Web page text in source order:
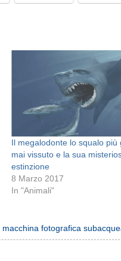
Il megalodonte lo squalo più
mai vissuto e la sua
estinzione
8 Marzo 2017
In "Animali"
macchina fotografica